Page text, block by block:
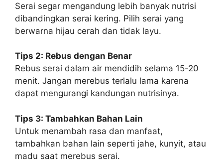
Serai segar mengandung lebih banyak nutrisi
dibandingkan serai kering. Pilih serai yang
berwarna hijau cerah dan tidak layu.
Tips 2: Rebus dengan Benar
Rebus serai dalam air mendidih selama 15-20
menit. Jangan merebus terlalu lama karena
dapat mengurangi kandungan nutrisinya.
Tips 3: Tambahkan Bahan Lain
Untuk menambah rasa dan manfaat,
tambahkan bahan lain seperti jahe, kunyit, atau
madu saat merebus serai.